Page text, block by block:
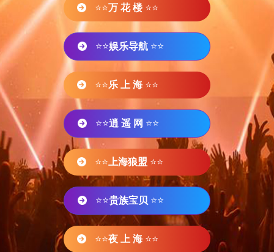
⭐⭐万 花 楼 ⭐⭐
⭐⭐娱乐导航 ⭐⭐
⭐⭐乐 上 海 ⭐⭐
⭐⭐逍 遥 网 ⭐⭐
⭐⭐ 上海狼盟 ⭐⭐
⭐⭐贵族宝贝 ⭐⭐
⭐⭐夜 上 海 ⭐⭐